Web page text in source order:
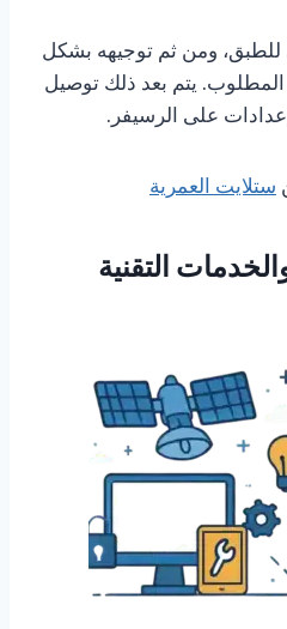
للطبق، ومن ثم توجيهه بشكل
يتم بعد ذلك توصيل
على الرسيفر.
ستلايت العمرية